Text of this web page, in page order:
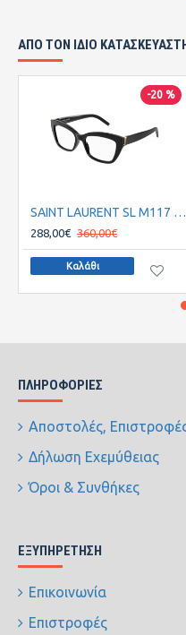
ΑΠΌ ΤΟΝ ΊΔΙΟ ΚΑΤΑΣΚΕΥΑΣΤΉ
-20 %
SAINT LAURENT SL M117 001
288,00€ 360,00€
Καλάθι
ΠΛΗΡΟΦΟΡΊΕΣ
Αποστολές,
Δήλωση Εχεμύθειας
Όροι & Συνθήκες
ΕΞΥΠΗΡΈΤΗΣΗ
Επικοινωνία
Επιστροφές